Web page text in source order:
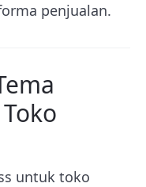
penjualan.
untuk toko